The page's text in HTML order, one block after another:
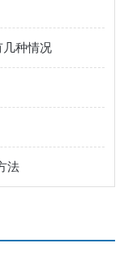
几种情况
法